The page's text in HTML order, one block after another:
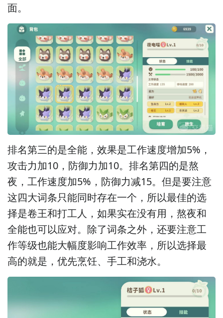
面。
排名第三的是全能，效果是工作速度增加5%，
攻击力加10，防御力加10。排名第四的是熬
夜，工作速度加5%，防御力减15。但是要注意
这四大词条只能同时存在一个，所以最佳的选
择是卷王和打工人，如果实在没有用，熬夜和
全能也可以应对。除了词条之外，还要注意工
作等级也能大幅度影响工作效率，所以选择最
高的就是，优先烹饪、手工和浇水。